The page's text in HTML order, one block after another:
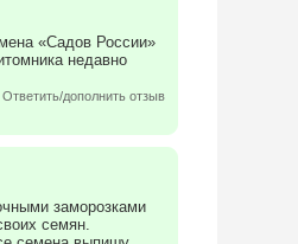
«Садов России»
недавно
Ответить/дополнить отзыв
заморозками
семян.